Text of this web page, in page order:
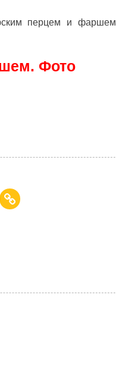
перцем и фаршем
Фото